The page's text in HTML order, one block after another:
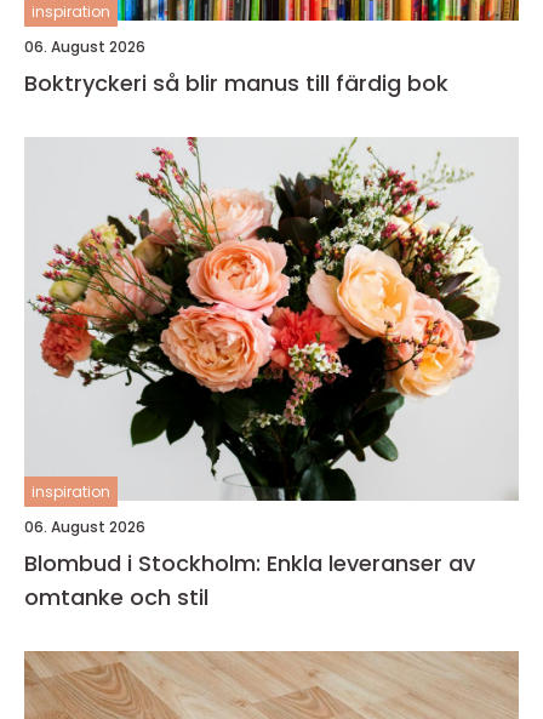
inspiration
06. August 2026
Boktryckeri så blir manus till färdig bok
inspiration
06. August 2026
Blombud i Stockholm: Enkla leveranser av
omtanke och stil